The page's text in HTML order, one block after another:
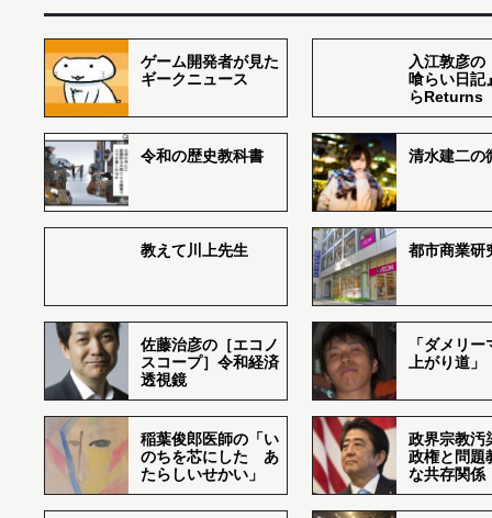
ゲーム開発者が見た
ギークニュース
入江敦彦の
喰らい日記
らReturns
令和の歴史教科書 清水建二の
教えて川上先生 都市商業研
佐藤治彦の［エコノ
スコープ］令和経済
透視鏡
「ダメリ
上がり道」
稲葉俊郎医師の「い
のちを芯にした あ
たらしいせかい」
政界宗教汚
政権と問題
な共存関係